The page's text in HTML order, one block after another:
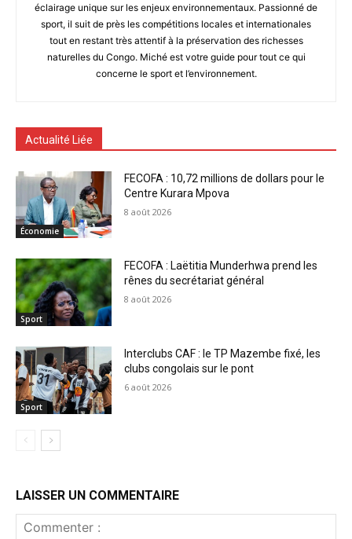
éclairage unique sur les enjeux environnementaux. Passionné de
sport, il suit de près les compétitions locales et internationales
tout en restant très attentif à la préservation des richesses
naturelles du Congo. Miché est votre guide pour tout ce qui
concerne le sport et l’environnement.
Actualité Liée
Économie
FECOFA : 10,72 millions de dollars pour le
Centre Kurara Mpova
8 août 2026
Sport
FECOFA : Laëtitia Munderhwa prend les
rênes du secrétariat général
8 août 2026
Sport
Interclubs CAF : le TP Mazembe fixé, les
clubs congolais sur le pont
6 août 2026
LAISSER UN COMMENTAIRE